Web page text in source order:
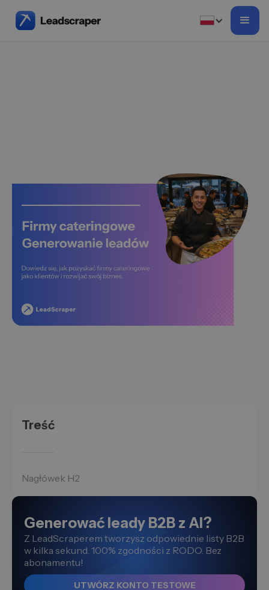
Treść
Nagłówek H2
Generować leady B2B z AI?
Z LeadScraperem tworzysz odpowiednie listy B2B
w kilka sekund. 100% zgodności z RODO. Bez
abonamentu!
UTWÓRZ KONTO TESTOWE